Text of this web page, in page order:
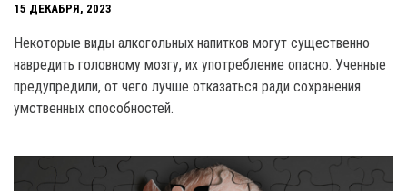
15 ДЕКАБРЯ, 2023
Некоторые виды алкогольных напитков могут существенно
навредить головному мозгу, их употребление опасно. Ученные
предупредили, от чего лучше отказаться ради сохранения
умственных способностей.